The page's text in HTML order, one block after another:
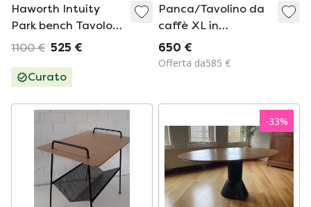
Haworth Intuity
Park bench Tavolo
alto design
1100 € 525 €
Curato
Panca/Tavolino da
caffè XL in
palissandro – Stile
moderno di metà
650 €
Offerta da585 €
-33%